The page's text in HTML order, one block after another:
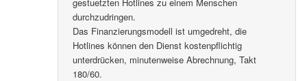
durchzudringen.
Das Finanzierungsmodell ist umgedreht, die
Hotlines können den Dienst kostenpflichtig
unterdrücken, minutenweise Abrechnung, Takt
180/60.